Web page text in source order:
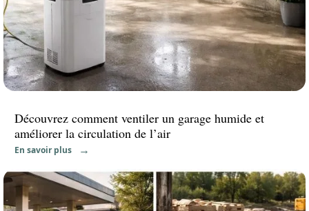
Découvrez comment ventiler un garage humide et
améliorer la circulation de l’air
En savoir plus